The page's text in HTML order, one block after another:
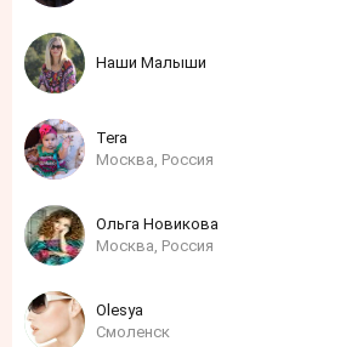
Наши Малыши
Tera
Москва, Россия
Ольга Новикова
Москва, Россия
Olesya
Смоленск